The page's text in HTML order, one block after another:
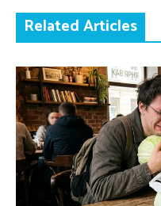
Related Articles